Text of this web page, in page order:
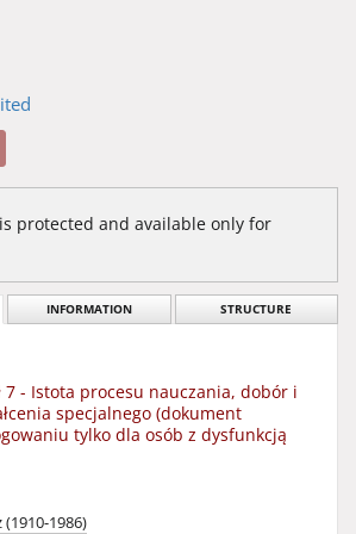
protected and available only for
INFORMATION STRUCTURE
7 - Istota procesu nauczania, dobór i
specjalnego (dokument
tylko dla osób z dysfunkcją
(1910-1986)